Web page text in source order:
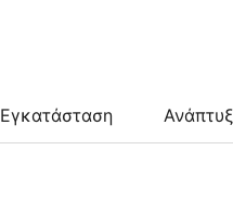
Εγκατάσταση